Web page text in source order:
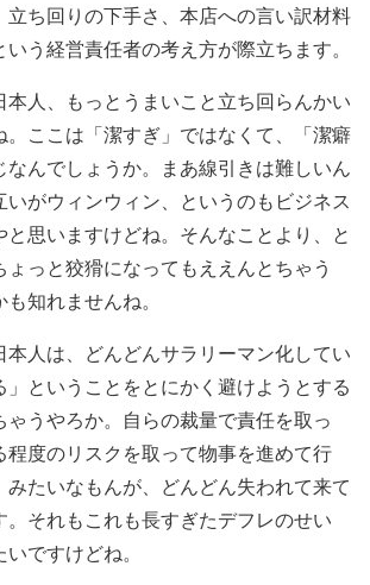
立ち回りの下手さ、本店への言い訳材料
う経営責任者の考え方が際立ちます。
人、もっとうまいこと立ち回らんかい
。ここは「潔すぎ」ではなくて、「潔癖
なんでしょうか。まあ線引きは難しいん
がウィンウィン、というのもビジネス
と思いますけどね。そんなことより、と
ょっと狡猾になってもええんとちゃう
知れませんね。
人は、どんどんサラリーマン化してい
」ということをとにかく避けようとする
うやろか。自らの裁量で責任を取っ
程度のリスクを取って物事を進めて行
みたいなもんが、どんどん失われて来て
。それもこれも長すぎたデフレのせい
ですけどね。